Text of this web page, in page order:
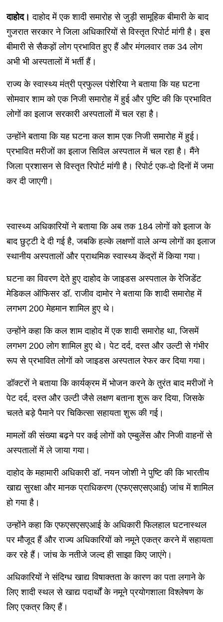
दाहोद।दाहोद में एक शादी समारोह से जुड़ी सामूहिक बीमारी के बाद
गुजरात सरकार ने जिला अधिकारियों से विस्तृत रिपोर्ट मांगी है। इस
बीमारी से सैकड़ों लोग प्रभावित हुए हैं और मंगलवार तक 34 लोग
अभी भी अस्पतालों में भर्ती हैं।
राज्य के स्वास्थ्य मंत्री प्रफुल्ल पंशेरिया ने बताया कि यह घटना
सोमवार शाम को एक निजी समारोह में हुई और पुष्टि की कि प्रभावित
लोगों का इलाज सरकारी अस्पतालों में चल रहा है।
उन्होंने बताया कि यह घटना कल शाम एक निजी समारोह में हुई।
प्रभावित मरीजों का इलाज सिविल अस्पताल में चल रहा है। मैंने
जिला प्रशासन से विस्तृत रिपोर्ट मांगी है। रिपोर्ट एक-दो दिनों में जमा
कर दी जाएगी।
स्वास्थ्य अधिकारियों ने बताया कि अब तक 184 लोगों को इलाज के
बाद छुट्टी दे दी गई है, जबकि हल्के लक्षणों वाले अन्य लोगों का इलाज
स्थानीय अस्पतालों और प्राथमिक स्वास्थ्य केंद्रों में किया गया।
घटना का विवरण देते हुए दाहोद के जाइडस अस्पताल के रेजिडेंट
मेडिकल ऑफिसर डॉ. राजीव दामोर ने बताया कि शादी समारोह में
लगभग 200 मेहमान शामिल हुए थे।
उन्होंने कहा कि कल शाम दाहोद में एक शादी समारोह था, जिसमें
लगभग 200 लोग शामिल हुए थे। पेट दर्द, दस्त और उल्टी से गंभीर
रूप से प्रभावित लोगों को जाइडस अस्पताल रेफर कर दिया गया।
डॉक्टरों ने बताया कि कार्यक्रम में भोजन करने के तुरंत बाद मरीजों ने
पेट दर्द, दस्त और उल्टी जैसे लक्षण बताना शुरू कर दिया, जिसके
चलते बड़े पैमाने पर चिकित्सा सहायता शुरू की गई।
मामलों की संख्या बढ़ने पर कई लोगों को एम्बुलेंस और निजी वाहनों से
अस्पतालों में ले जाया गया।
दाहोद के महामारी अधिकारी डॉ. नयन जोशी ने पुष्टि की कि भारतीय
खाद्य सुरक्षा और मानक प्राधिकरण (एफएसएसएआई) जांच में शामिल
हो गया है।
उन्होंने कहा कि एफएसएसएआई के अधिकारी फिलहाल घटनास्थल
पर मौजूद हैं और राज्य अधिकारियों को नमूने एकत्र करने में सहायता
कर रहे हैं। जांच के नतीजे जल्द ही साझा किए जाएंगे।
अधिकारियों ने संदिग्ध खाद्य विषाक्तता के कारण का पता लगाने के
लिए शादी स्थल से खाद्य पदार्थों के नमूने प्रयोगशाला विश्लेषण के
लिए एकत्र किए हैं।